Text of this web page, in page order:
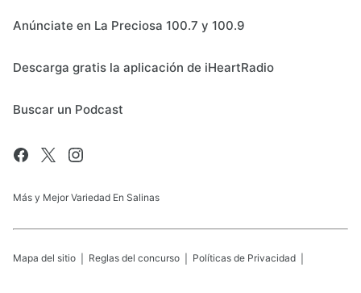
Anúnciate en La Preciosa 100.7 y 100.9
Descarga gratis la aplicación de iHeartRadio
Buscar un Podcast
Más y Mejor Variedad En Salinas
Mapa del sitio Reglas del concurso Políticas de Privacidad